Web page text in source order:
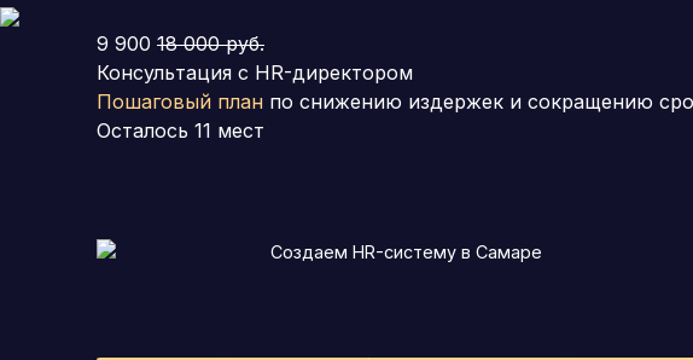
9 900 18 000 руб.
Консультация с HR-директором
Пошаговый план по снижению издержек и сокращению
Осталось 11 мест
Создаем HR-систему в Самаре